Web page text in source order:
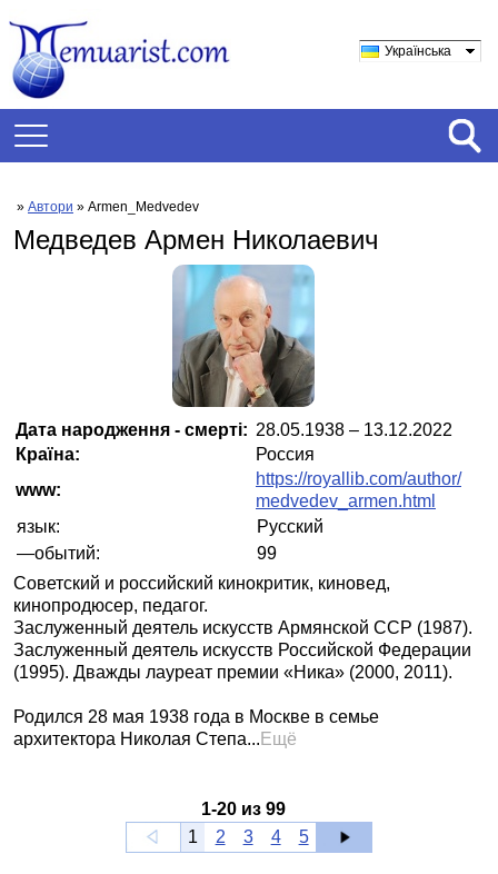
Українська
» Автори » Armen_Medvedev
Медведев Армен Николаевич
Дата народження - смерті: 28.05.1938 – 13.12.2022
Країна:
Россия
www:
https://royallib.com/author/
medvedev_armen.html
язык:
Русский
—обытий:
99
Советский и российский кинокритик, киновед,
кинопродюсер, педагог.
Заслуженный деятель искусств Армянской ССР (1987).
Заслуженный деятель искусств Российской Федерации
(1995). Дважды лауреат премии «Ника» (2000, 2011).
Родился 28 мая 1938 года в Москве в семье
архитектора Николая Степа... Ещё
1-20из 99
1
2 3 4 5